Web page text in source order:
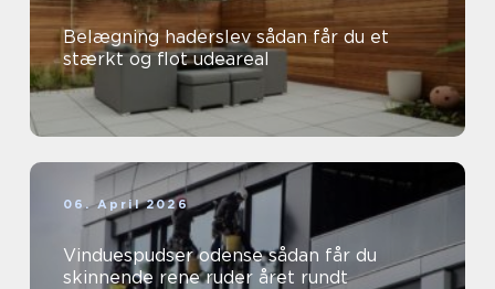
Belægning haderslev sådan får du et
stærkt og flot udeareal
06. April 2026
Vinduespudser odense sådan får du
skinnende rene ruder året rundt